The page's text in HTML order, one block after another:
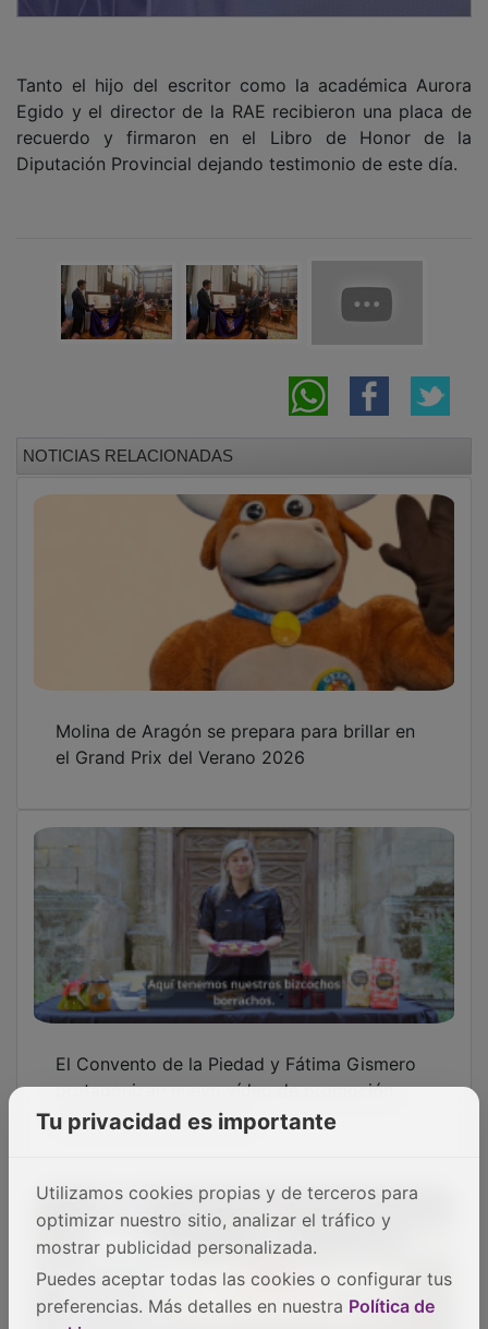
Egido y el director de la RAE recibieron una placa de
recuerdo y firmaron en el Libro de Honor de la
Diputación Provincial dejando testimonio de este día.
el Grand Prix del Verano 2026
protagonizan nuevo vídeo de promoción
Tu privacidad es importante
Utilizamos cookies propias y de terceros para
optimizar nuestro sitio, analizar el tráfico y
mostrar publicidad personalizada.
Puedes aceptar todas las cookies o configurar tus
preferencias. Más detalles en nuestra Política de